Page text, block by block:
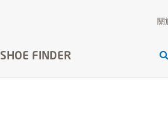
關
SHOE FINDER